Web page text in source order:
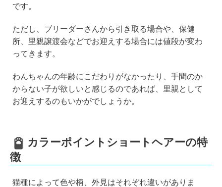
です。
ただし、ブリーダーさんから引き取る場合や、保健
所、里親譲渡会などでお迎えする場合には値段が変わ
ってきます。
わんちゃんの年齢にこだわりがなかったり、手間のか
からない子が欲しいと感じるのであれば、里親として
お迎えするのもいかがでしょうか。
カラーポイントショートヘアーの特
徴
猫種によって色や柄、外見はそれぞれ違いがありま